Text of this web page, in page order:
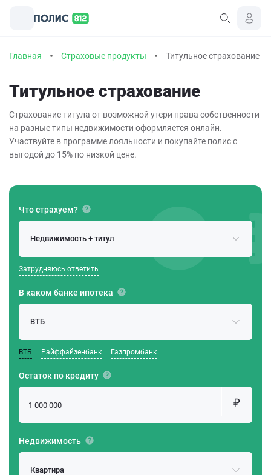
Главная Страховые продукты Титульное страхование
Титульное страхование
Страхование титула от возможной утери права собственности
на разные типы недвижимости оформляется онлайн.
Участвуйте в программе лояльности и покупайте полис с
выгодой до 15% по низкой цене.
Что страхуем?
Недвижимость + титул
Затрудняюсь ответить
В каком банке ипотека
ВТБ
ВТБ Райффайзенбанк Газпромбанк
Остаток по кредиту
Недвижимость
Квартира